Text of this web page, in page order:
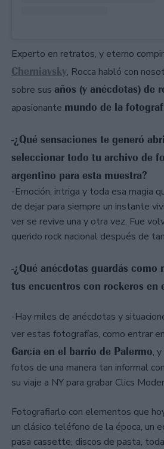
Experto en retratos, y eterno
Cherniavsky, Rocca habló con
sobre sus años (y anécdotas) de
apasionante mundo de la
-¿Qué sensaciones te generó
seleccionar todo tu archivo de
argentino para esta muestra?
-Emoción, intriga y toda esa magia
de dejar para siempre un instante
ver se revive una y otra vez. Fue
querido rock nacional después de
-¿Qué anécdotas guardás como
tus encuentros con rockeros en
-Hay miles de anécdotas y
ver estas fotografías, como entrar
García en el barrio de Palermo,
fotos de una manera tan informal
su viaje a NY para grabar Clics
Fotografiarlo con elementos que
un clásico teléfono de la época, un
pasa cassette, discos de pasta,